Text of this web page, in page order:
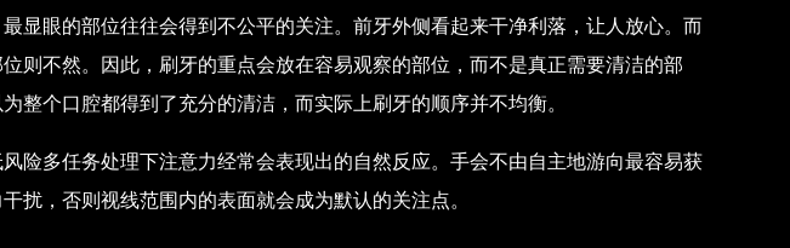
显眼的部位往往会得到不公平的关注。前牙外侧看起来干净利落，让人放心。而
则不然。因此，刷牙的重点会放在容易观察的部位，而不是真正需要清洁的部
整个口腔都得到了充分的清洁，而实际上刷牙的顺序并不均衡。
险多任务处理下注意力经常会表现出的自然反应。手会不由自主地游向最容易获
扰，否则视线范围内的表面就会成为默认的关注点。